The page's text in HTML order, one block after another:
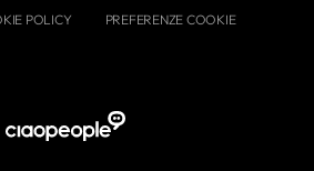
POLICY PREFERENZE COOKIE